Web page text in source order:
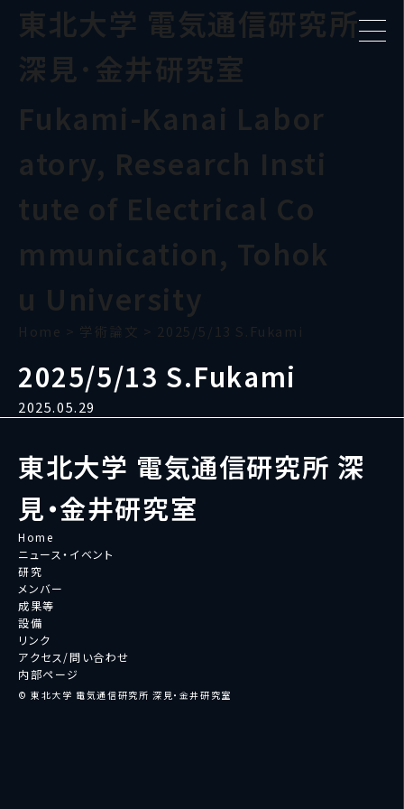
東北大学 電気通信研究所
深見･金井研究室
Fukami-Kanai Labor
atory, Research Insti
tute of Electrical Co
mmunication, Tohok
u University
Home > 学術論文 > 2025/5/13 S.Fukami
2025/5/13 S.Fukami
2025.05.29
東北大学 電気通信研究所 深
見・金井研究室
Home
ニュース・イベント
研究
メンバー
成果等
設備
リンク
アクセス/問い合わせ
内部ページ
© 東北大学 電気通信研究所 深見・金井研究室